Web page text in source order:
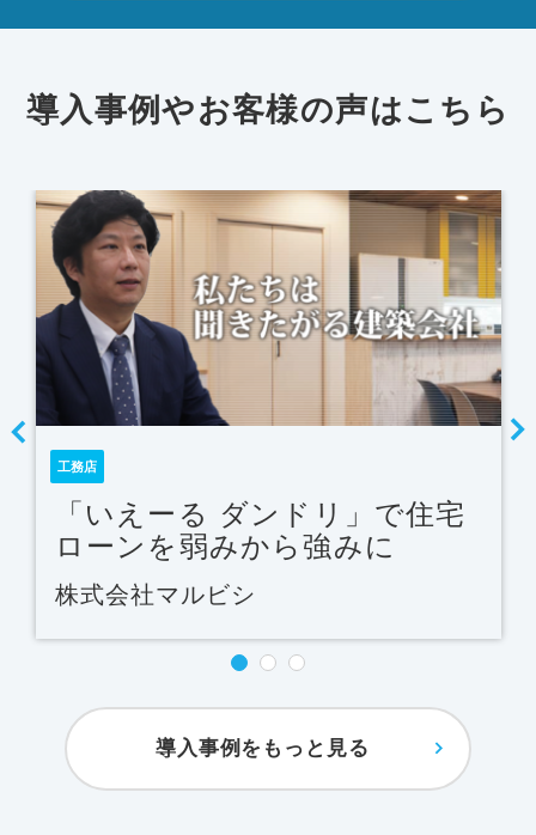
導入事例やお客様の声はこちら
工務店
「いえーる ダンドリ」で住宅
ローンを弱みから強みに
株式会社マルビシ
導入事例をもっと見る